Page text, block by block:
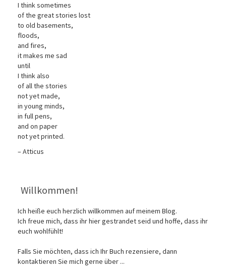
I think sometimes
of the great stories lost
to old basements,
floods,
and fires,
it makes me sad
until
I think also
of all the stories
not yet made,
in young minds,
in full pens,
and on paper
not yet printed.
– Atticus
Willkommen!
Ich heiße euch herzlich willkommen auf meinem Blog.
Ich freue mich, dass ihr hier gestrandet seid und hoffe, dass ihr
euch wohlfühlt!
Falls Sie möchten, dass ich Ihr Buch rezensiere, dann
kontaktieren Sie mich gerne über ...